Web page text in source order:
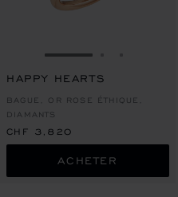
ALLER À LAALLER À
ALLER
HAPPY HEARTS
BAGUE, OR ROSE ÉTHIQUE,
DIAMANTS
CHF 3,820
ACHETER